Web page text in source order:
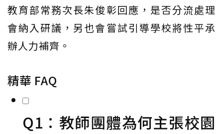
教育部常務次長朱俊彰回應，是否分流處理
會納入研議，另也會嘗試引導學校將性平承
辦人力補齊。
精華 FAQ
Q1：教師團體為何主張校園